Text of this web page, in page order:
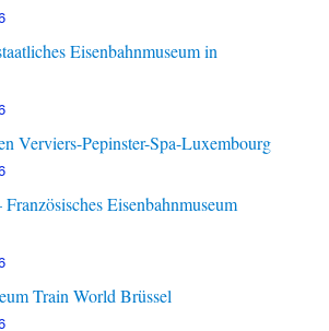
Eisenbahnmuseum in
Verviers-Pepinster-Spa-Luxembourg
Eisenbahnmuseum
Train World Brüssel